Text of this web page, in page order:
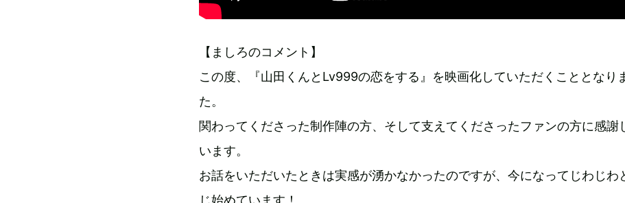
【ましろのコメント】
この度、『山田くんとLv999の恋をする』を映画化していただくこととなり
た。
関わってくださった制作陣の方、そして支えてくださったファンの方に感謝
います。
お話をいただいたときは実感が湧かなかったのですが、今になってじわじわ
じ始めています！